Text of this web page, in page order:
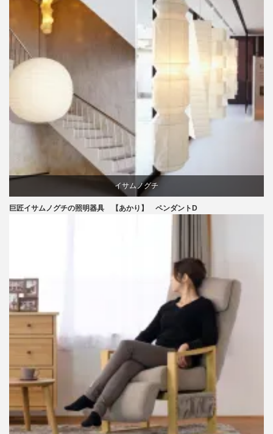
イサムノグチ
巨匠イサムノグチの照明器具 【あかり】 ペンダントD